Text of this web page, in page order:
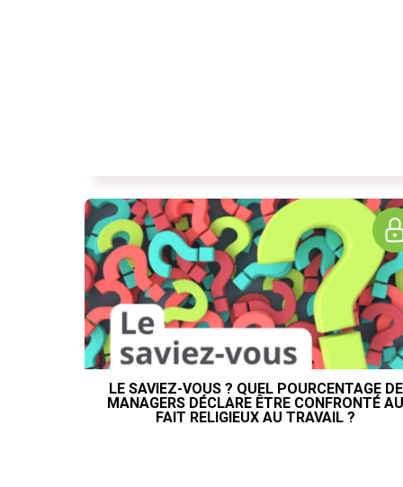
LE SAVIEZ-VOUS ? QUEL POURCENTAGE DE
MANAGERS DÉCLARE ÊTRE CONFRONTÉ AU
FAIT RELIGIEUX AU TRAVAIL ?